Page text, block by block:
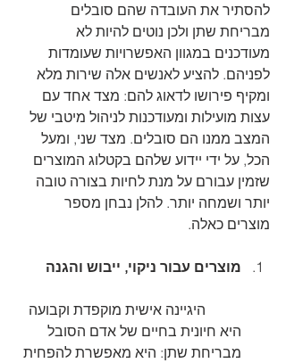
להסתיר את העובדה שהם סובלים
מבריחת שתן ולכן נוטים להיות לא
מעודכנים במגוון האפשרויות שעומדות
לפניהם. להציע לאנשים אלה שירות מלא
ומקיף פירושו לדאוג להם: מצד אחד עם
עצות מועילות ומעודכנות לניהול מיטבי של
המצב ממנו הם סובלים. מצד שני, ומעל
הכל, על ידי יידוע שלהם בקטלוג המוצרים
שזמין עבורם על מנת לחיות בצורה טובה
יותר ושמחה יותר. להלן נבחן מספר
מוצרים כאלה.
מוצרים עבור ניקוי, ייבוש והגנה
	היגיינה אישית מוקפדת וקבועה
היא חיונית בחיים של אדם הסובל
מבריחת שתן: היא מאפשרת להפחית